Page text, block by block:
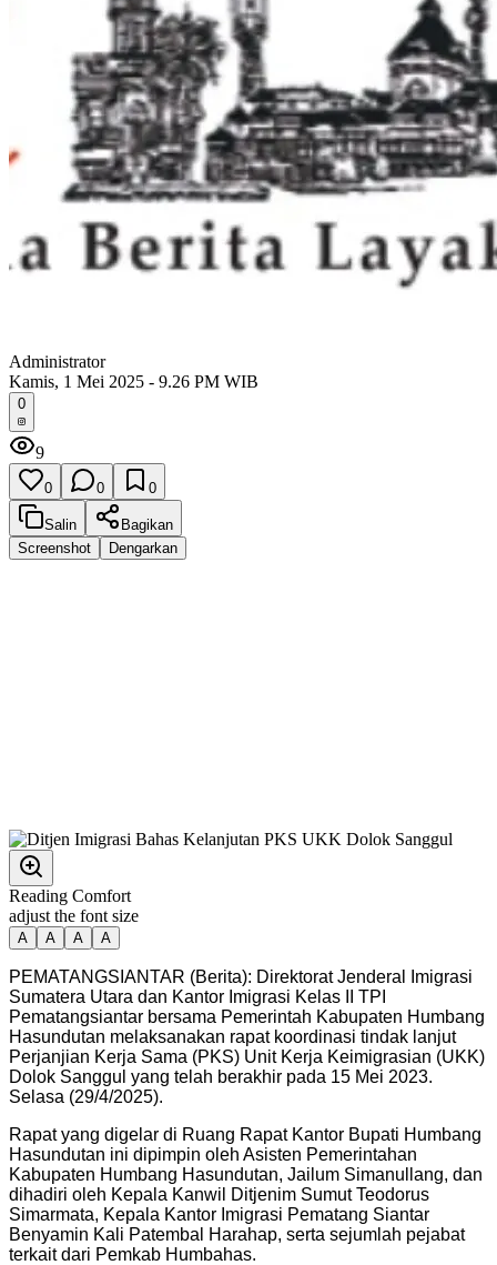
Administrator
Kamis, 1 Mei 2025 - 9.26 PM WIB
0
9
0 0 0
Salin
Bagikan
Screenshot
Dengarkan
Reading Comfort
adjust the font size
A A A A
PEMATANGSIANTAR (Berita): Direktorat Jenderal Imigrasi
Sumatera Utara dan Kantor Imigrasi Kelas II TPI
Pematangsiantar bersama Pemerintah Kabupaten Humbang
Hasundutan melaksanakan rapat koordinasi tindak lanjut
Perjanjian Kerja Sama (PKS) Unit Kerja Keimigrasian (UKK)
Dolok Sanggul yang telah berakhir pada 15 Mei 2023.
Selasa (29/4/2025).
Rapat yang digelar di Ruang Rapat Kantor Bupati Humbang
Hasundutan ini dipimpin oleh Asisten Pemerintahan
Kabupaten Humbang Hasundutan, Jailum Simanullang, dan
dihadiri oleh Kepala Kanwil Ditjenim Sumut Teodorus
Simarmata, Kepala Kantor Imigrasi Pematang Siantar
Benyamin Kali Patembal Harahap, serta sejumlah pejabat
terkait dari Pemkab Humbahas.